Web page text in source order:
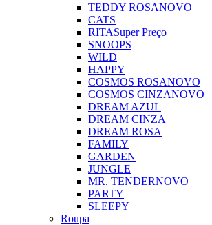
TEDDY ROSANOVO
CATS
RITASuper Preço
SNOOPS
WILD
HAPPY
COSMOS ROSANOVO
COSMOS CINZANOVO
DREAM AZUL
DREAM CINZA
DREAM ROSA
FAMILY
GARDEN
JUNGLE
MR. TENDERNOVO
PARTY
SLEEPY
Roupa